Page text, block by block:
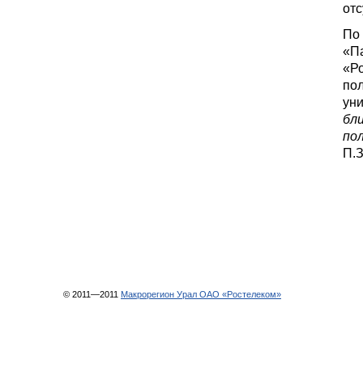
По
© 2011—2011 Макрорегион Урал ОАО «Ростелеком»